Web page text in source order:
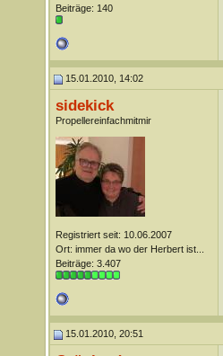
Beiträge: 140
15.01.2010, 14:02
sidekick
Propellereinfachmitmir
Registriert seit: 10.06.2007
Ort: immer da wo der Herbert ist...
Beiträge: 3.407
15.01.2010, 20:51